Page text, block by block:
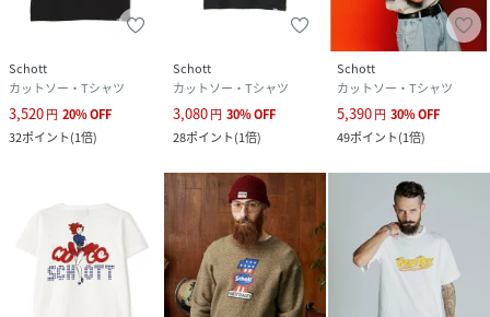
素材
(本体)コットン100%
(リブ部分)コットン100%
サイズ １００、１２０、１４０
洗濯機可、ドライクリーニング不可
NW9285_782
(782-5134951-010-30 NW9285
Schott
カットソー・Tシャツ
3,520円 20%OFF
32ポイント(1倍)
Schott
カットソー・Tシャツ
3,080円 30%OFF
28ポイント(1倍)
Schott
カットソー・Tシャツ
5,390円 30%OFF
49ポイント(1倍)